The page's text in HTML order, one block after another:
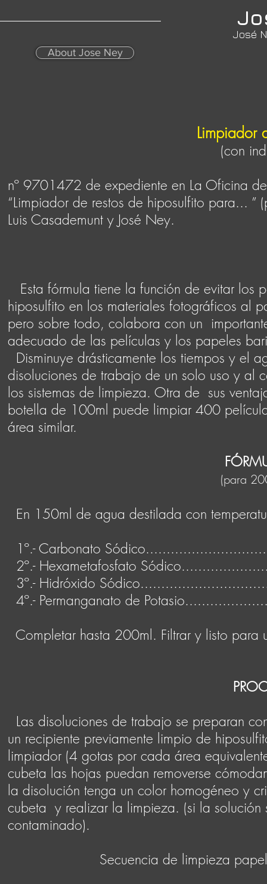
José
About Jose Ney
Limpiador
(con indicador a
nº 9701472 de expediente en La Oficina
“Limpiador de restos de hiposulfito para... ”
Luis Casademunt y José Ney.
Esta fórmula tiene la función de evitar los
hiposulfito en los materiales fotográficos al
pero sobre todo, colabora con un
adecuado de las películas y los papeles
Disminuye drásticamente los tiempos y el
disoluciones de trabajo de un solo uso y al
los sistemas de limpieza. Otra de sus
botella de 100ml puede limpiar 400
área similar.
(para
En 150ml de agua destilada con
1º.- Carbonato
2º.- Hexametafosfato
3º.- Hidróxido
4º.- Permanganato de
Completar hasta 200ml. Filtrar y listo para
Las disoluciones de trabajo se preparan
un recipiente previamente limpio de
limpiador (4 gotas por cada área
cubeta las hojas puedan removerse
la disolución tenga un color homogéneo y
cubeta y realizar la limpieza. (si la solución
contaminado).
Secuencia de limpieza papeles